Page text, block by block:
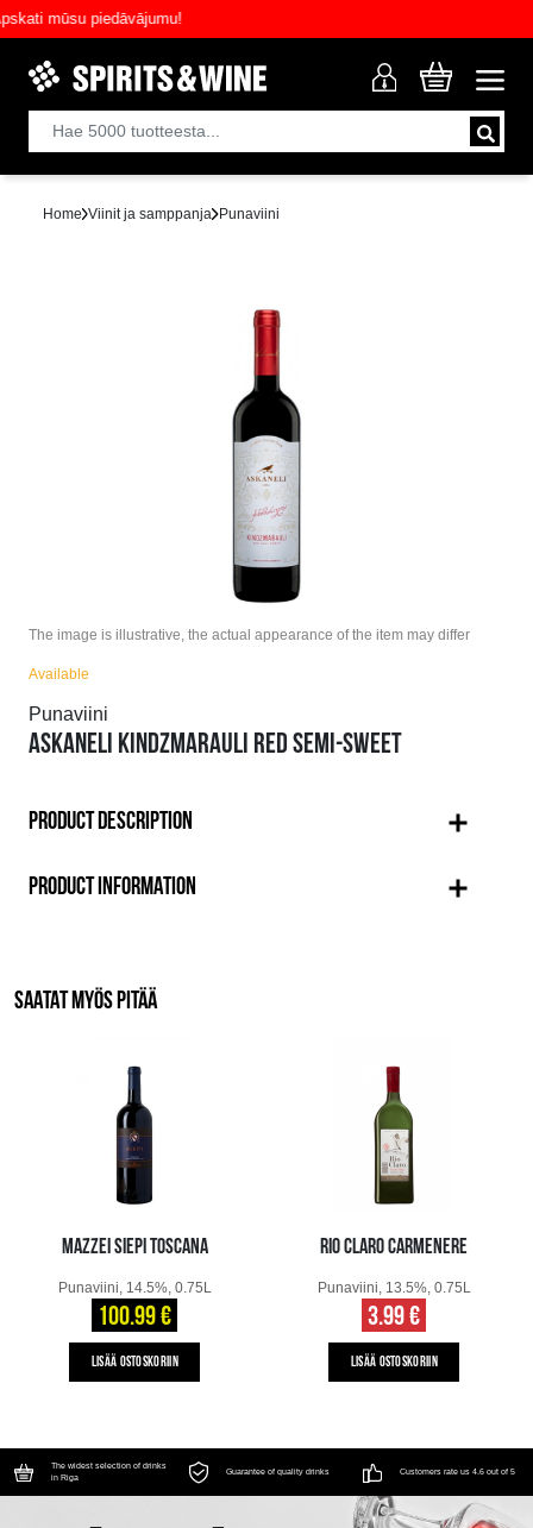
mūsu piedāvājumu!
Home Viinit ja samppanja Punaviini
The image is illustrative, the actual appearance of the item may differ
Available
Punaviini
ASKANELI KINDZMARAULI RED SEMI-SWEET
PRODUCT DESCRIPTION
PRODUCT INFORMATION
SAATAT MYÖS PITÄÄ
MAZZEI SIEPI TOSCANA
Punaviini, 14.5%, 0.75L
100.99 €
LISÄÄ OSTOSKORIIN
RIO CLARO CARMENERE
Punaviini, 13.5%, 0.75L
3.99 €
LISÄÄ OSTOSKORIIN
The widest selection of drinks
in Riga
Guarantee of quality drinks Customers rate us 4.6 out of 5